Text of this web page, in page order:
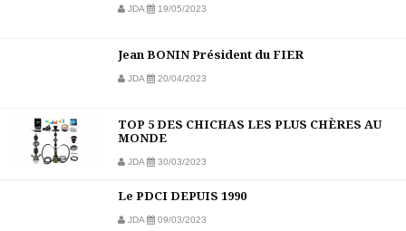
JDA 19/05/2023
Jean BONIN Président du FIER
JDA 20/04/2023
TOP 5 DES CHICHAS LES PLUS CHÈRES AU
MONDE
JDA 30/03/2023
Le PDCI DEPUIS 1990
JDA 09/03/2023